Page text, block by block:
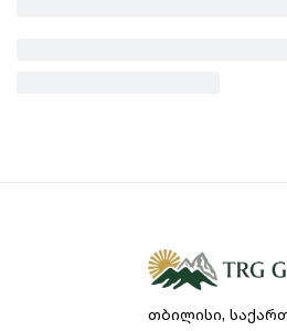
თბილისი,